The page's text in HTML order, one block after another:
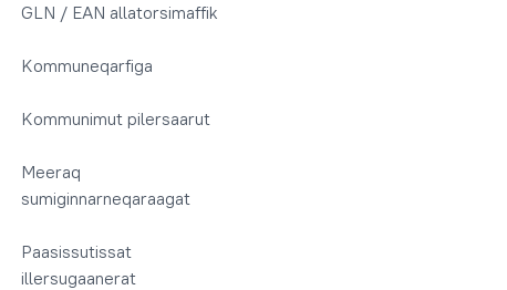
GLN / EAN allatorsimaffik
Kommuneqarfiga
Kommunimut pilersaarut
Meeraq
sumiginnarneqaraagat
Paasissutissat
illersugaanerat